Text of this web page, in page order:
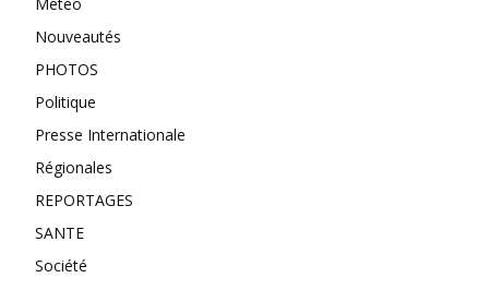
Météo
Nouveautés
PHOTOS
Politique
Presse Internationale
Régionales
REPORTAGES
SANTE
Société